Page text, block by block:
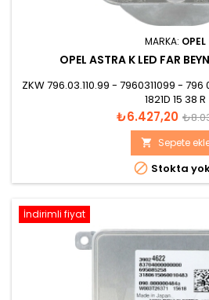
MARKA: OPEL
OPEL ASTRA K LED FAR
ZKW 796.03.110.99 - 7960311099 - 796
1821D 15 38 R
Fiyat
₺6.427,20
fiyat
 Sepete
 Stokta
İndirimli fiyat